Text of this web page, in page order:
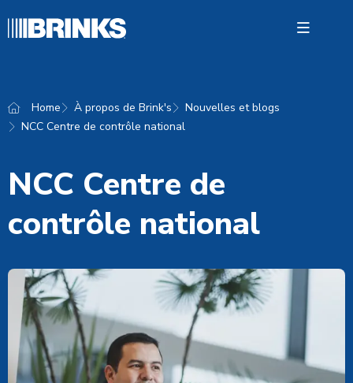
Open
français
Home À propos de Brink's
Nouvelles et blogs
NCC Centre de contrôle national
NCC Centre de
contrôle national